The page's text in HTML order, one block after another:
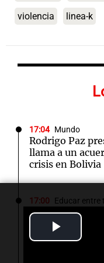
violencia linea-k
17:04 Mundo
Rodrigo Paz
llama a un
crisis en Bolivia
17:00 Educar entre
Padres
con un niño
teléfono?